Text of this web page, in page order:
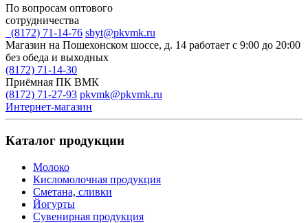
По вопросам оптового
сотрудничества
(8172) 71-14-76 sbyt@pkvmk.ru
Магазин на Пошехонском шоссе, д. 14 работает с 9:00 до 20:00
без обеда и выходных
(8172) 71-14-30
Приёмная ПК ВМК
(8172) 71-27-93 pkvmk@pkvmk.ru
Интернет-магазин
Каталог продукции
Молоко
Кисломолочная продукция
Сметана, сливки
Йогурты
Сувенирная продукция